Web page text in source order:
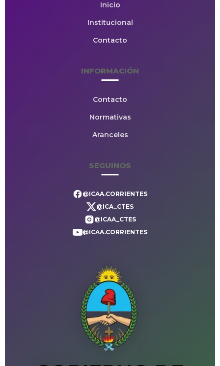
Inicio
Institucional
Contacto
INFORMACIÓN
Contacto
Normativas
Aranceles
SEGUINOS
@ICAA.CORRIENTES
@ICA_CTES
@ICAA_CTES
@ICAA.CORRIENTES